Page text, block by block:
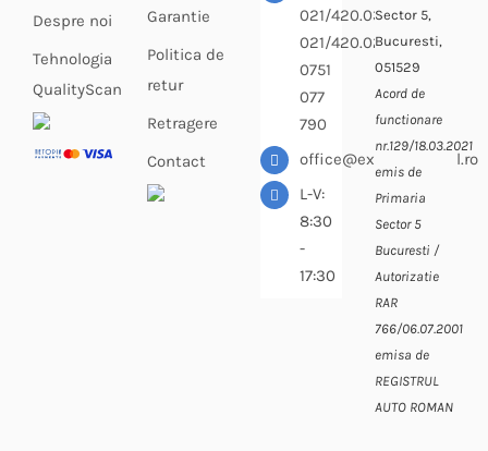
Despre noi
Tehnologia
QualityScan
Garantie
Politica de
retur
Retragere
Contact
021/420.03.64
021/420.02.69
0751
077
790
office@expressdiesel.ro
L-V:
8:30
-
17:30
Sector 5,
Bucuresti,
051529
Acord de
functionare
nr.129/18.03.2021
emis de
Primaria
Sector 5
Bucuresti /
Autorizatie
RAR
766/06.07.2001
emisa de
REGISTRUL
AUTO ROMAN